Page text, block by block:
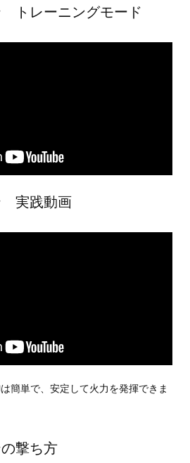
トレーニングモード
実践動画
簡単で、安定して火力を発揮できま
撃ち方